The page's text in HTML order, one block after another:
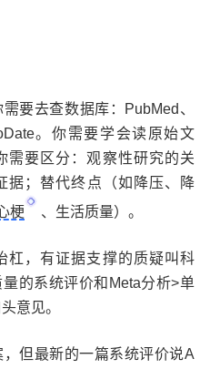
要去查数据库： PubMed 、
。你需要学会读原始文
需要区分：观察性研究的关
据；替代终点（如降压、降
梗 、生活质量）。
杠，有证据支撑的质疑叫科
的系统评价和 Meta分析>单
意见。
，但最新的一篇系统评价说A